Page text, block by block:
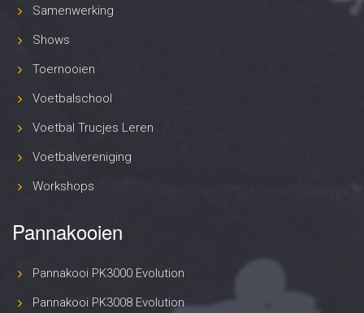
Samenwerking
Shows
Toernooien
Voetbalschool
Voetbal Trucjes Leren
Voetbalvereniging
Workshops
Pannakooien
Pannakooi PK3000 Evolution
Pannakooi PK3008 Evolution